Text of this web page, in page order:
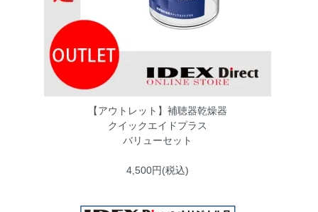
【アウトレット】補聴器乾燥器
クイックエイドプラス
バリューセット
4,500円(税込)